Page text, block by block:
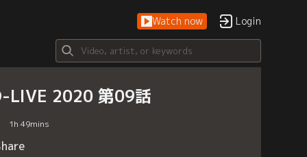
Watch now Login
LIVE 2020 第09話
1h 49mins